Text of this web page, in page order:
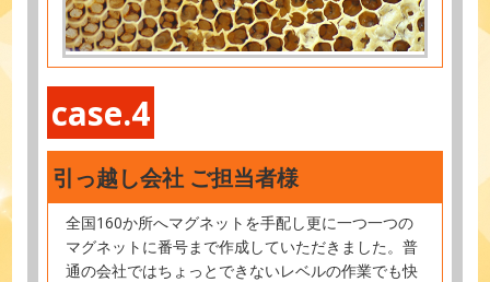
case.4
引っ越し会社 ご担当者様
全国160か所へマグネットを手配し更に一つ一つの
マグネットに番号まで作成していただきました。普
通の会社ではちょっとできないレベルの作業でも快